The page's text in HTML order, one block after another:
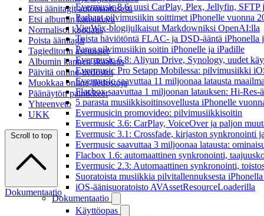
Evermusic 8.6: uusi CarPlay, Plex, Jellyfin, SFTP
Parhaat pilvimusiikin soittimet iPhonelle vuonna
Vie Wix-blogijulkaisut Markdowniksi OpenAI:lla
Toista häviötöntä FLAC- ja DSD-ääntä iPhonella
Paras pilvimusiikin soitin iPhonelle ja iPadille
Evermusic 6.8: Aliyun Drive, Synology, uudet
Evermusic Pro Setapp Mobilessa: pilvimusiikki
Evermusic saavuttaa 11 miljoonaa latausta
Flacbox saavuttaa 1 miljoonan latauksen: Hi-Res-
5 parasta musiikkisoitinsovellusta iPhonelle
Evermusicin promovideo: pilvimusiikkisoitin
Evermusic 3.6: CarPlay, VoiceOver ja paljon
Evermusic 3.1: Crossfade, kirjaston synkronointi
Evermusic saavuttaa 3 miljoonaa latausta:
Flacbox 1.6: automaattinen synkronointi,
Evermusic 2.3: Automaattinen synkronointi,
Suoratoista musiikkia pilvitallennuksesta
iOS-äänisuoratoisto AVAssetResourceLoaderilla
Dokumentaatio
Käyttöopas
Etsi äänitagit automaattisesti
Etsi albumin kansikuva
Normalisoi koodaus
Poista äänitagit
Tagieditorin asetukset
Albumin kannen skaalaus
Päivitä online-tiedostot
Muokkaa online-tiedostoja
Päänäytön painikkeet
Yhteenveto
UKK
Scroll to top
Dokumentaatio